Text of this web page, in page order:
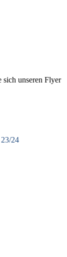
sich unseren Flyer
24